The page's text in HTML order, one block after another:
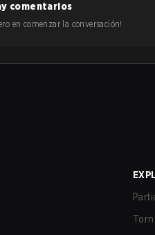
comentarios
en comenzar la conversación!